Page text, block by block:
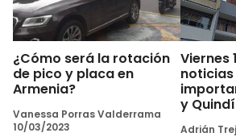
¿Cómo será la rotación
de pico y placa en
Armenia?
Vanessa Porras Valderrama
10/03/2023
Viernes
y
Adrián